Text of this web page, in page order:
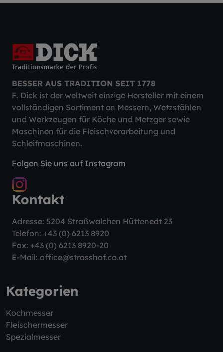
BESSER AUS TRADITION SEIT 1778
F. Dick ist der weltweit einzige Hersteller mit einem
vollständigen Sortiment an Messern, Wetzstählen
und Werkzeugen für Köche und Metzger sowie
Maschinen für die Fleischverarbeitung und
Schleifmaschinen.
Folgen Sie uns auf Instagram
Kontakt
Adresse: 5204 Straßwalchen Hüttenedt 23
Telefon: +43 (0) 6213 8920
Fax: +43 (0) 6213 8920-20
E-Mail: office@strasshof.co.at
Kategorien
Kochmesser
Fleischermesser
Spezialmesser